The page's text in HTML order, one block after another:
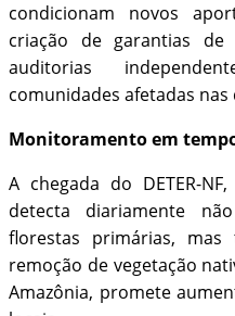
condicionam novos
criação de garantias de
auditorias
comunidades afetadas
Monitoramento em
A chegada do DETER-
detecta diariamente
florestas primárias,
remoção de vegetação
Amazônia, promete